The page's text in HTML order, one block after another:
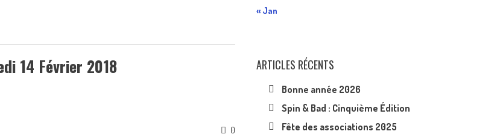
14 Février 2018
0
« Jan
ARTICLES RÉCENTS
Bonne année 2026
Spin & Bad : Cinquième Édition
Fête des associations 2025